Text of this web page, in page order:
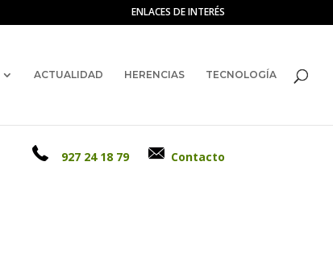
ENLACES DE INTERÉS
ACTUALIDAD HERENCIAS TECNOLOGÍA
927 24 18 79 Contacto